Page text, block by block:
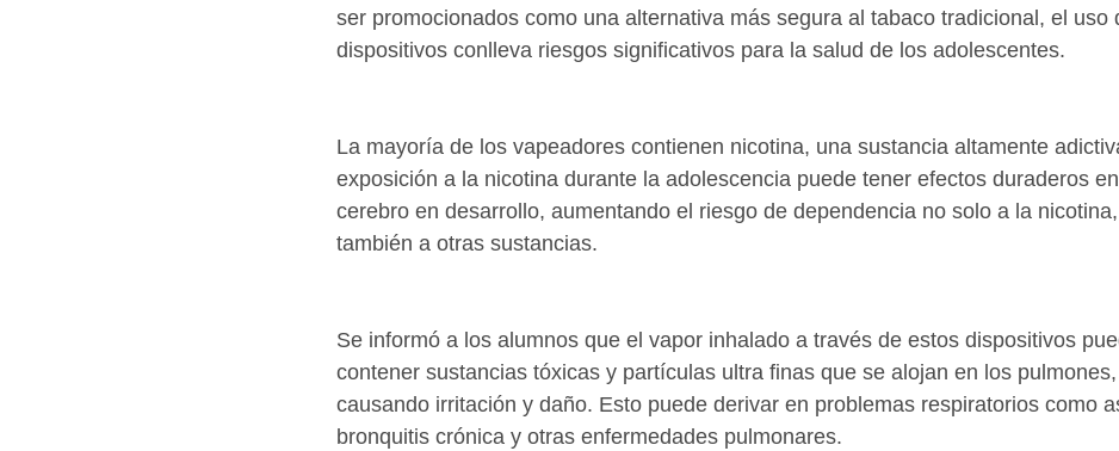
ser promocionados como una alternativa más segura al tabaco tradicional, el uso
dispositivos conlleva riesgos significativos para la salud de los adolescentes.
La mayoría de los vapeadores contienen nicotina, una sustancia altamente
exposición a la nicotina durante la adolescencia puede tener efectos duraderos en
cerebro en desarrollo, aumentando el riesgo de dependencia no solo a la
también a otras sustancias.
Se informó a los alumnos que el vapor inhalado a través de estos dispositivos
contener sustancias tóxicas y partículas ultra finas que se alojan en los pulmones,
causando irritación y daño. Esto puede derivar en problemas respiratorios como
bronquitis crónica y otras enfermedades pulmonares.